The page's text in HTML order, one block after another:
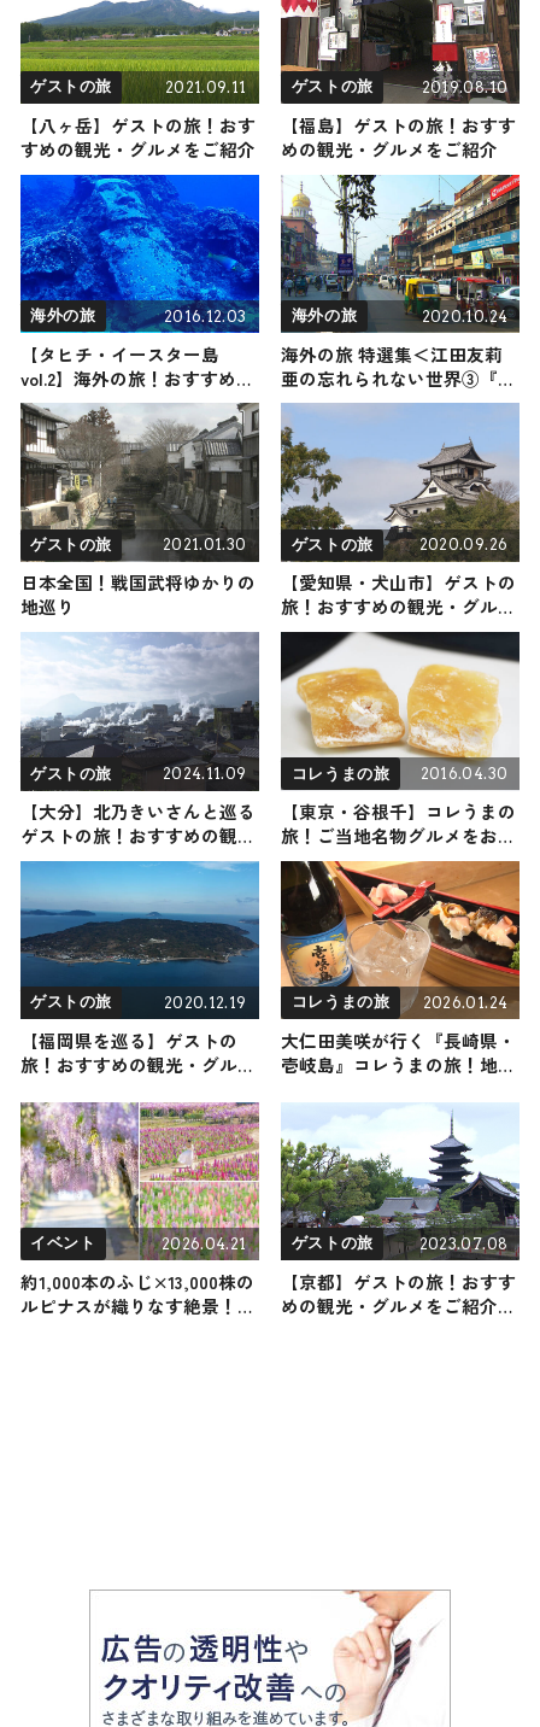
ゲストの旅 2021.09.11
【八ヶ岳】ゲストの旅！おす
すめの観光・グルメをご紹介
ゲストの旅 2019.08.10
【福島】ゲストの旅！おすす
めの観光・グルメをご紹介
海外の旅 2016.12.03
【タヒチ・イースター島
vol.2】海外の旅！おすすめ観
光スポットやグルメをリポー
ト
海外の旅 2020.10.24
海外の旅 特選集＜江田友莉
亜の忘れられない世界③『イ
ンド編』＞
ゲストの旅 2021.01.30
日本全国！戦国武将ゆかりの
地巡り
ゲストの旅 2020.09.26
【愛知県・犬山市】ゲストの
旅！おすすめの観光・グルメ
をご紹介
ゲストの旅 2024.11.09
【大分】北乃きいさんと巡る
ゲストの旅！おすすめの観
光・グルメをご紹介 2024年11
月9日放送
コレうまの旅 2016.04.30
【東京・谷根千】コレうまの
旅！ご当地名物グルメをお届
け
ゲストの旅 2020.12.19
【福岡県を巡る】ゲストの
旅！おすすめの観光・グルメ
コレうまの旅 2026.01.24
大仁田美咲が行く『長崎県・
壱岐島』コレうまの旅！地元
ルメ3選 2026年1月24日放送
イベント 2026.04.21
約1,000本のふじ×13,000株の
ルピナスが織りなす絶景！夜
ゲストの旅 2023.07.08
【京都】ゲストの旅！おすす
めの観光・グルメをご紹介